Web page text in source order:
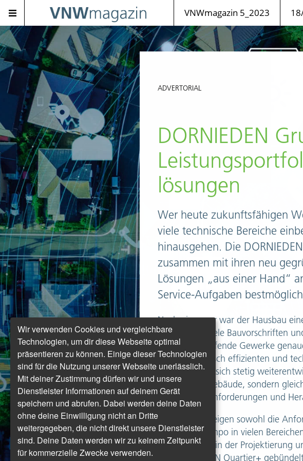
VNWmagazin 5_2023
ADVERTORIAL
DORNIEDEN
lösungen
Wer heute zukunftsfähigen
viele technische Bereiche
hinausgehen. Die
zusammen mit ihren neu
Lösungen „aus einer Hand“
Service-Aufgaben
Noch nie zuvor war der Hausbau
zunehmend viele Bauvorschriften
ineinandergreifende Gewerke
eines energetisch effizienten und
verschiedener, sich stetig
für einzelne Gebäude, sondern
nehmen die Anforderungen und
Gleichzeitig steigen sowohl die
Innovationstempo in vielen
Kompetenzen in der Projektierung
mit DORNIEDEN Quartier+
Wir verwenden Cookies und vergleichbare
Technologien, um dir diese Webseite optimal
präsentieren zu können. Einige dieser Technologien
sind für die Nutzung unserer Webseite unerlässlich.
Mit deiner Zustimmung dürfen wir und unsere
Dienstleister Informationen auf deinem Gerät
speichern und abrufen. Dabei werden deine Daten
ohne deine Einwilligung nicht an Dritte
weitergegeben, die nicht direkt unsere Dienstleister
sind. Deine Daten werden wir zu keinem Zeitpunkt
für kommerzielle Zwecke verwenden.